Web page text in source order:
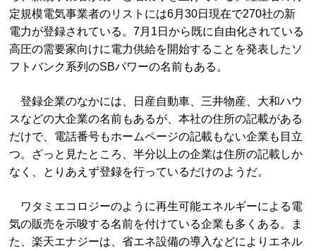
定規模電気事業者のリストには6月30日現在で270社の新
電力が登録されている。7月1日から既に自由化されている
高圧の需要家向けに電力供給を開始することを発表したソ
フトバンク系列のSBパワーの名前もある。
登録企業のなかには、日産自動車、三井物産、大和ハウ
スなどの大企業の名前もあるが、本社の住所の記載がある
だけで、電話番号もホームページの記載もない企業も目立
つ。ざっと見たところ、半分以上の企業は住所の記載しか
なく、とりあえず登録を行っているだけのようだ。
ワタミエコロジーのように再生可能エネルギーによる電
気の販売を示唆する名前を付けている企業も多くある。ま
た、楽天エナジーは、省エネ設備の導入などによりエネル